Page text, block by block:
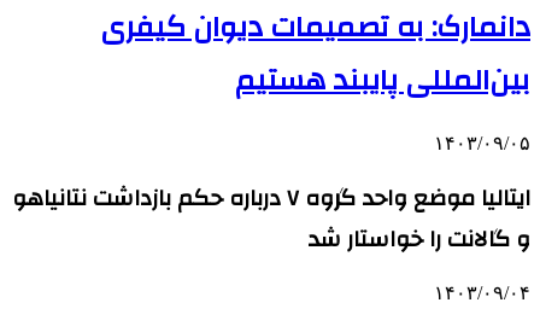
دانمارک: به تصمیمات دیوان کیفری
بین‌المللی پایبند هستیم
۱۴۰۳/۰۹/۰۵
ایتالیا موضع واحد گروه ۷ درباره حکم بازداشت نتانیاهو
و گالانت را خواستار شد
۱۴۰۳/۰۹/۰۴